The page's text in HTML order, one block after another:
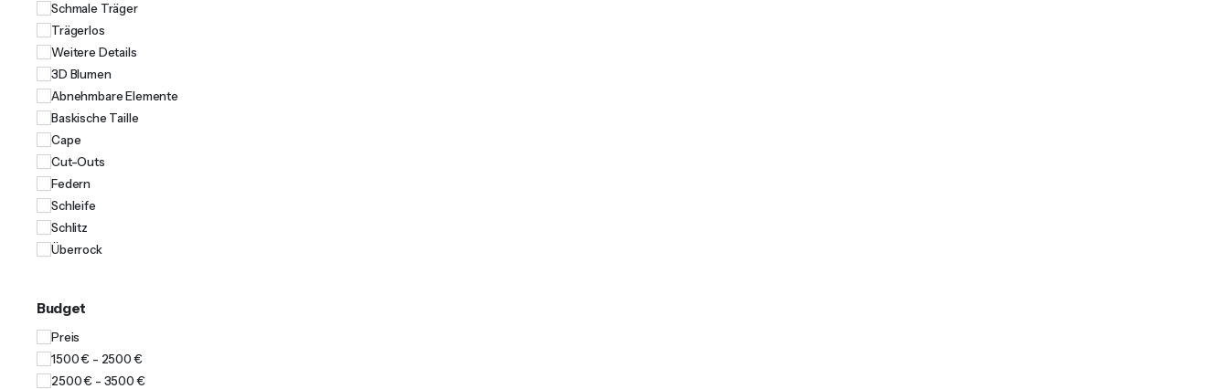
Schmale Träger
Trägerlos
Weitere Details
3D Blumen
Abnehmbare Elemente
Baskische Taille
Cape
Cut-Outs
Federn
Schleife
Schlitz
Überrock
Budget
Preis
1500 € - 2500 €
2500 € - 3500 €